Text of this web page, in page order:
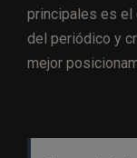
principales es el
del periódico y
mejor